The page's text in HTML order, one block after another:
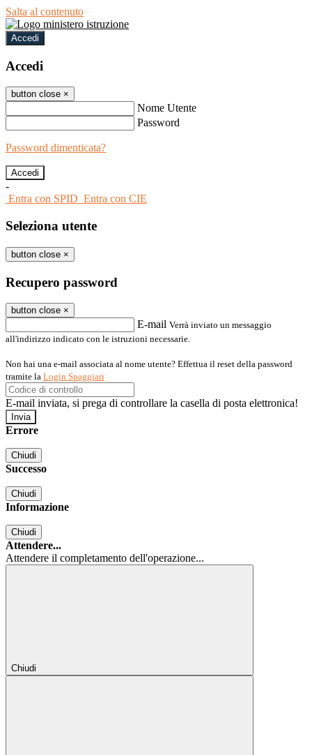
Salta al contenuto
Accedi
Accedi
button close ×
Nome Utente
Password
Password dimenticata?
-
Entra con SPID Entra con CIE
Seleziona utente
button close ×
Recupero password
button close ×
E-mail Verrà inviato un messaggio
all'indirizzo indicato con le istruzioni necessarie.
Non hai una e-mail associata al nome utente? Effettua il reset della password
tramite la Login Spaggiari
E-mail inviata, si prega di controllare la casella di posta elettronica!
Errore
Chiudi
Successo
Chiudi
Informazione
Chiudi
Attendere...
Attendere il completamento dell'operazione...
Chiudi